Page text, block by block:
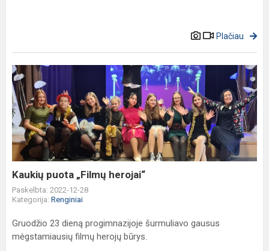
Plačiau
Kaukių
puota
„Filmų
herojai“
Kaukių puota „Filmų herojai“
Paskelbta: 2022-12-28
Kategorija: Renginiai
Gruodžio 23 dieną progimnazijoje šurmuliavo gausus
mėgstamiausių filmų herojų būrys.